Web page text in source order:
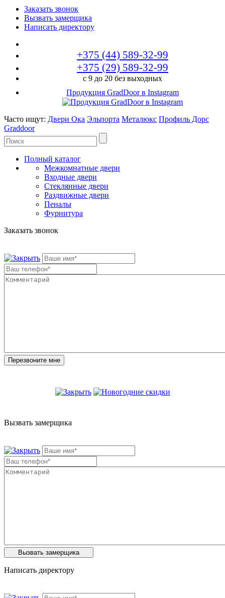
Заказать звонок
Вызвать замерщика
Написать директору
+375 (44) 589-32-99
+375 (29) 589-32-99
с 9 до 20 без выходных
Продукция GradDoor в Instagram
Часто ищут: Двери Ока Эльпорта Металюкс Профиль Дорс
Graddoor
Полный каталог
Межкомнатные двери
Входные двери
Стеклянные двери
Раздвижные двери
Пеналы
Фурнитура
Заказать звонок
Вызвать замерщика
Написать директору